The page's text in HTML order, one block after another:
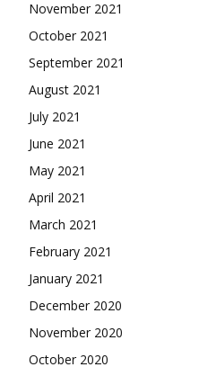
November 2021
October 2021
September 2021
August 2021
July 2021
June 2021
May 2021
April 2021
March 2021
February 2021
January 2021
December 2020
November 2020
October 2020